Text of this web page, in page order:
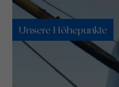
Unsere Höhepunkte